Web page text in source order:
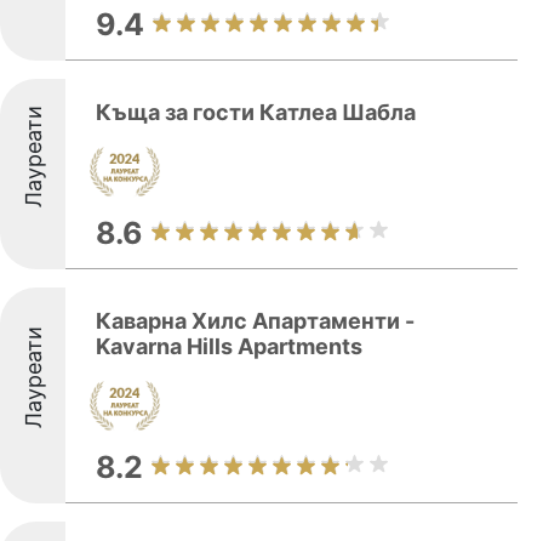
9.4
Лауреати Къща за гости Катлеа Шабла
8.6
Лауреати
Каварна Хилс Апартаменти -
Kavarna Hills Apartments
8.2